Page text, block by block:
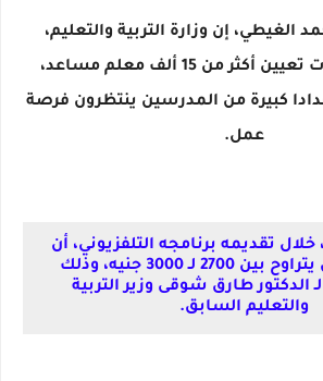
الغيطي، إن وزارة التربية والتعليم،
أعلنت بدء إجراءات تعيين أكثر من 15 ألف معلم مساعد،
كبيرة من المدرسين ينتظرون فرصة
عمل.
تقديمه برنامجه التلفزيوني، أن
الراتب سيكون يتراوح بين 2700 لـ 3000 جنيه، وذلك
الدكتور طارق شوقى وزير التربية
والتعليم السابق.